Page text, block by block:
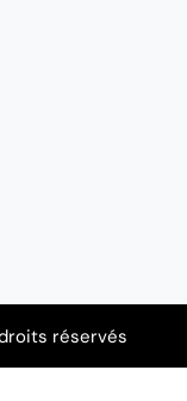
réservés